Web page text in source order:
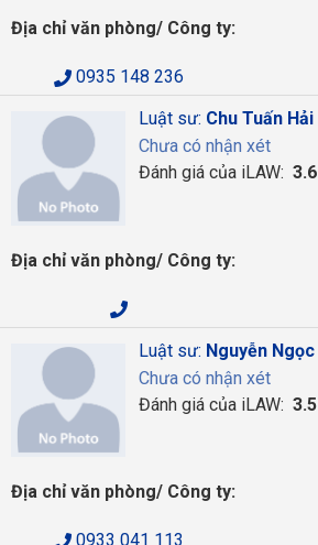
Địa chỉ văn phòng/ Công ty:
0935 148 236
Luật sư: Chu Tuấn Hải
Chưa có nhận xét
Đánh giá của iLAW: 3.6
Địa chỉ văn phòng/ Công ty:
Luật sư: Nguyễn Ngọc
Chưa có nhận xét
Đánh giá của iLAW: 3.5
Địa chỉ văn phòng/ Công ty:
0933 041 113